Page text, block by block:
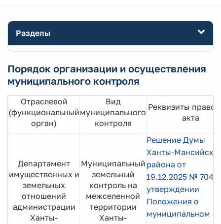
Разделы
Порядок организации и осуществления
муниципального контроля
Отраслевой
(функциональный
орган)
Вид
муниципального
контроля
Реквизиты
акта
Департамент
имущественных и
земельных
отношений
администрации
Ханты-
Муниципальный
земельный
контроль на
межселенной
территории
Ханты-
Решение Думы
Ханты-
района от
19.12.2025 № 704
утверждении
Положения о
муниципальном